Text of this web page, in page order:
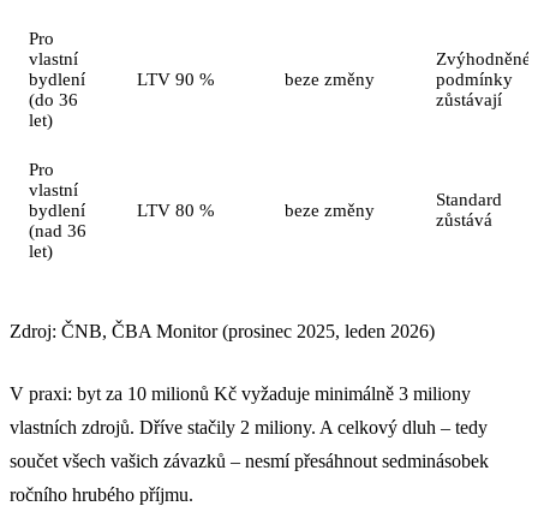
Pro
vlastní
bydlení
(do 36
let)
LTV 90 % beze změny
Zvýhodněné
podmínky
zůstávají
Pro
vlastní
bydlení
(nad 36
let)
LTV 80 % beze změny
Standard
zůstává
Zdroj: ČNB, ČBA Monitor (prosinec 2025, leden 2026)
V praxi: byt za 10 milionů Kč vyžaduje minimálně 3 miliony
vlastních zdrojů. Dříve stačily 2 miliony. A celkový dluh – tedy
součet všech vašich závazků – nesmí přesáhnout sedminásobek
ročního hrubého příjmu.